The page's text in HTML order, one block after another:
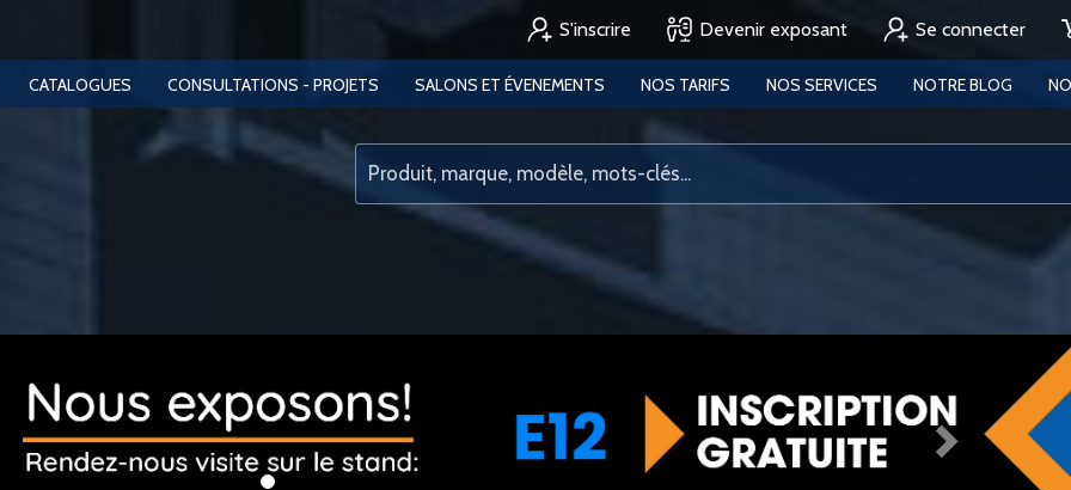
S'inscrire Devenir exposant Se connecter
CATALOGUES CONSULTATIONS - PROJETS SALONS ET ÉVENEMENTS NOS TARIFS NOS SERVICES NOTRE BLOG